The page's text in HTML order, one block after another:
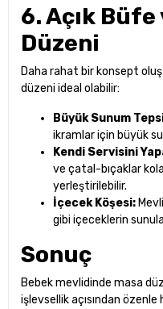
6. Açık
Düzeni
Daha rahat bir konsept
düzeni ideal olabilir:
Büyük Sunum
ikramlar için büyük
Kendi Servisini
ve çatal-bıçaklar
yerleştirilebilir.
İçecek Köşesi:
gibi içeceklerin
Sonuç
Bebek mevlidinde masa
işlevsellik açısından özenle